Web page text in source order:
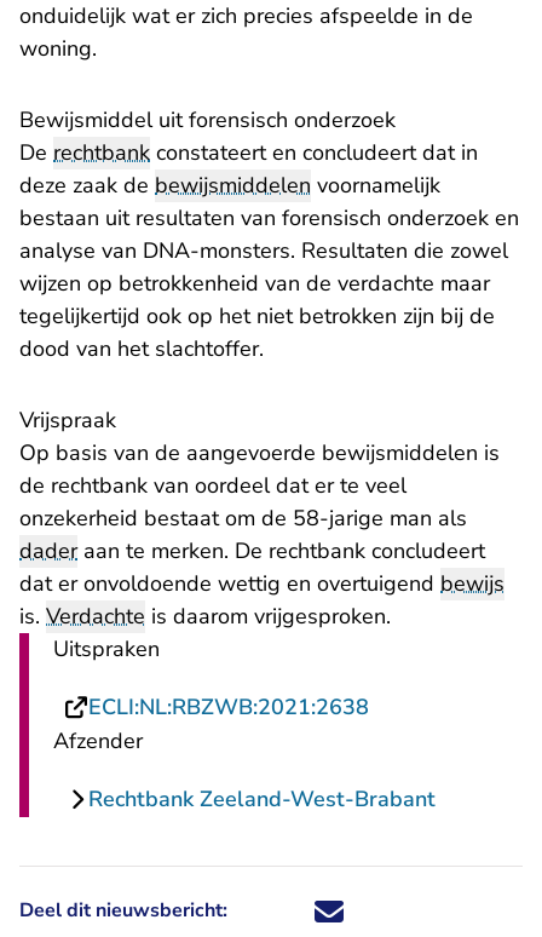
onduidelijk wat er zich precies afspeelde in de
woning.
Bewijsmiddel uit forensisch onderzoek
De rechtbank constateert en concludeert dat in
deze zaak de bewijsmiddelen voornamelijk
bestaan uit resultaten van forensisch onderzoek en
analyse van DNA-monsters. Resultaten die zowel
wijzen op betrokkenheid van de verdachte maar
tegelijkertijd ook op het niet betrokken zijn bij de
dood van het slachtoffer.
Vrijspraak
Op basis van de aangevoerde bewijsmiddelen is
de rechtbank van oordeel dat er te veel
onzekerheid bestaat om de 58-jarige man als
daderaan te merken. De rechtbank concludeert
dat er onvoldoende wettig en overtuigend bewijs
is. Verdachte is daarom vrijgesproken.
Uitspraken
ECLI:NL:RBZWB:2021:2638
Afzender
Rechtbank Zeeland-West-Brabant
Deel dit nieuwsbericht: Deel dit nieuwsbericht via X -
Deel dit nieuwsbericht via
Deel dit nieuwsbericht
Deel dit